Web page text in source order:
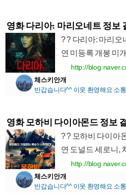
영화 다리아: 마리오네트 정보
? ? 다리아: 마리오
연 미등록 개봉 미
http://
체스키안개
반갑습니다^^ 이웃 환영해요 소
영화 모하비 다이아몬드 정보
? ? 모하비 다이아
연 도널드 세로니,
http://
체스키안개
반갑습니다^^ 이웃 환영해요 소